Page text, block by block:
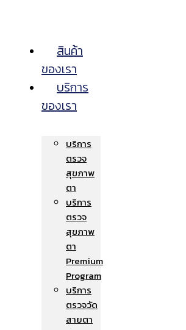
สินค้า
ของเรา
บริการ
ของเรา
บริการ
ตรวจ
สุขภาพ
ตา
บริการ
ตรวจ
สุขภาพ
ตา
Premium
Program
บริการ
ตรวจวัด
สายตา